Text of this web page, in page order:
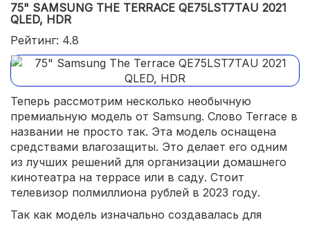
75" SAMSUNG THE TERRACE QE75LST7TAU 2021
QLED, HDR
Рейтинг: 4.8
Теперь рассмотрим несколько необычную
премиальную модель от Samsung. Слово Terrace в
названии не просто так. Эта модель оснащена
средствами влагозащиты. Это делает его одним
из лучших решений для организации домашнего
кинотеатра на террасе или в саду. Стоит
телевизор полмиллиона рублей в 2023 году.
Так как модель изначально создавалась для